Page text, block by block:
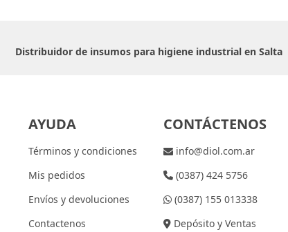
Distribuidor de insumos para higiene industrial en Salta
AYUDA
Términos y condiciones
Mis pedidos
Envíos y devoluciones
Contactenos
CONTÁCTENOS
info@diol.com.ar
(0387) 424 5756
(0387) 155 013338
Depósito y Ventas